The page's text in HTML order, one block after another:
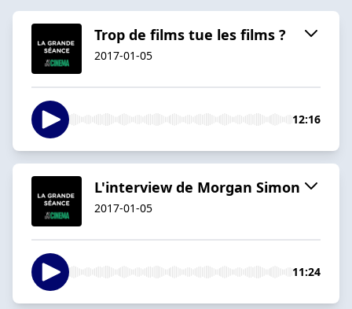
Trop de films tue les films ?
2017-01-05
12:16
L'interview de Morgan Simon
2017-01-05
11:24